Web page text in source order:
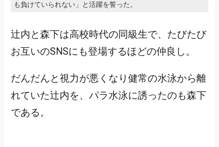
も負けていられない」と活躍を誓った。
辻内と森下は高校時代の同級生で、たびたび
お互いのSNSにも登場するほどの仲良し。
だんだんと視力が悪くなり健常の水泳から離
れていた辻内を、パラ水泳に誘ったのも森下
である。